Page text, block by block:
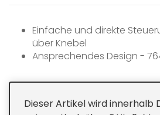
Einfache und direkte
über Knebel
Ansprechendes Design -
Sicher - dreistufige
Dieser Artikel wird innerhalb